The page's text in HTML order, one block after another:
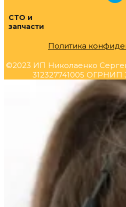
СТО и
запчасти
Политика
©2023 ИП Николаенко
312327741005 ОГРНИП